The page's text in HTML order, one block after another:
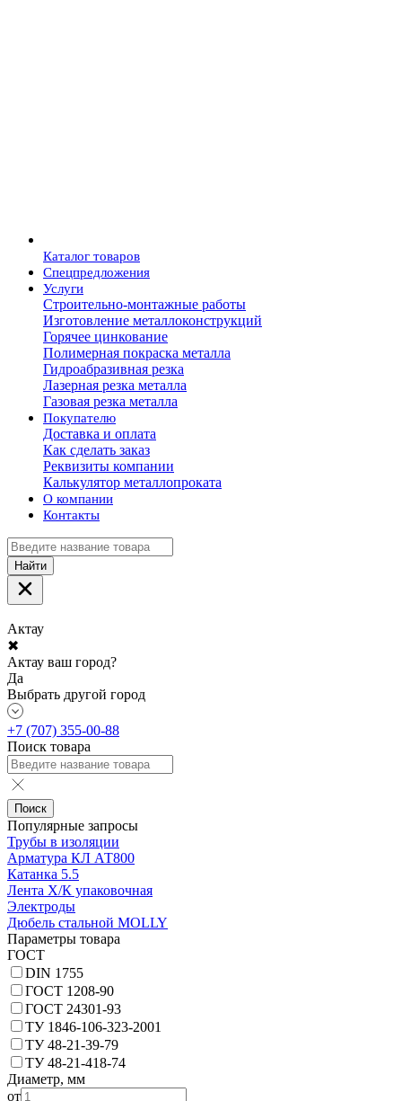
Каталог товаров
Спецпредложения
Услуги
Строительно-монтажные работы
Изготовление металлоконструкций
Горячее цинкование
Полимерная покраска металла
Гидроабразивная резка
Лазерная резка металла
Газовая резка металла
Покупателю
Доставка и оплата
Как сделать заказ
Реквизиты компании
Калькулятор металлопроката
О компании
Контакты
Найти
Актау
✖
Актау ваш город?
Да
Выбрать другой город
+7 (707) 355-00-88
Поиск товара
Поиск
Популярные запросы
Трубы в изоляции
Арматура КЛ АТ800
Катанка 5.5
Лента Х/К упаковочная
Электроды
Дюбель стальной MOLLY
Параметры товара
ГОСТ
DIN 1755
ГОСТ 1208-90
ГОСТ 24301-93
ТУ 1846-106-323-2001
ТУ 48-21-39-79
ТУ 48-21-418-74
Диаметр, мм
от